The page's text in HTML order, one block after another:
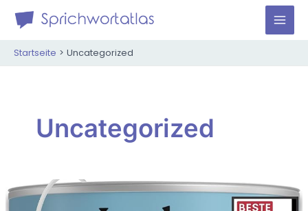
Inhalt
Startseite Uncategorized
Uncategorized